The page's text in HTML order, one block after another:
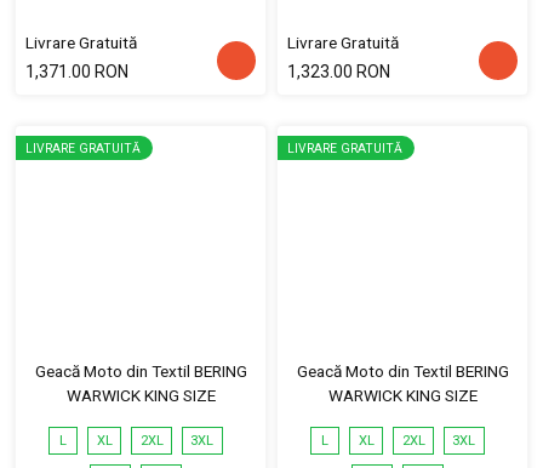
Livrare Gratuită
1,371.00 RON
Livrare Gratuită
1,323.00 RON
LIVRARE GRATUITĂ
Geacă Moto din Textil BERING
WARWICK KING SIZE
L XL 2XL 3XL
LIVRARE GRATUITĂ
Geacă Moto din Textil BERING
WARWICK KING SIZE
L XL 2XL 3XL